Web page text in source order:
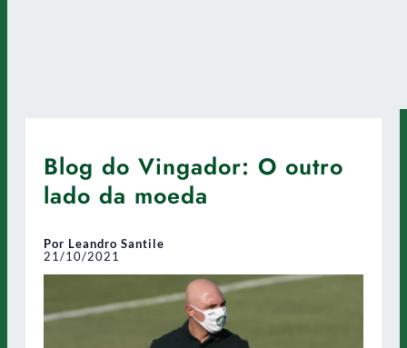
Blog do Vingador: O outro
lado da moeda
Por Leandro Santile
21/10/2021